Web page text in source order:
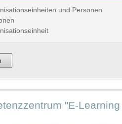
und Personen
"E-